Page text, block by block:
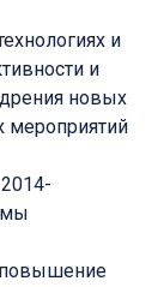
и
и
новых
мероприятий
повышение